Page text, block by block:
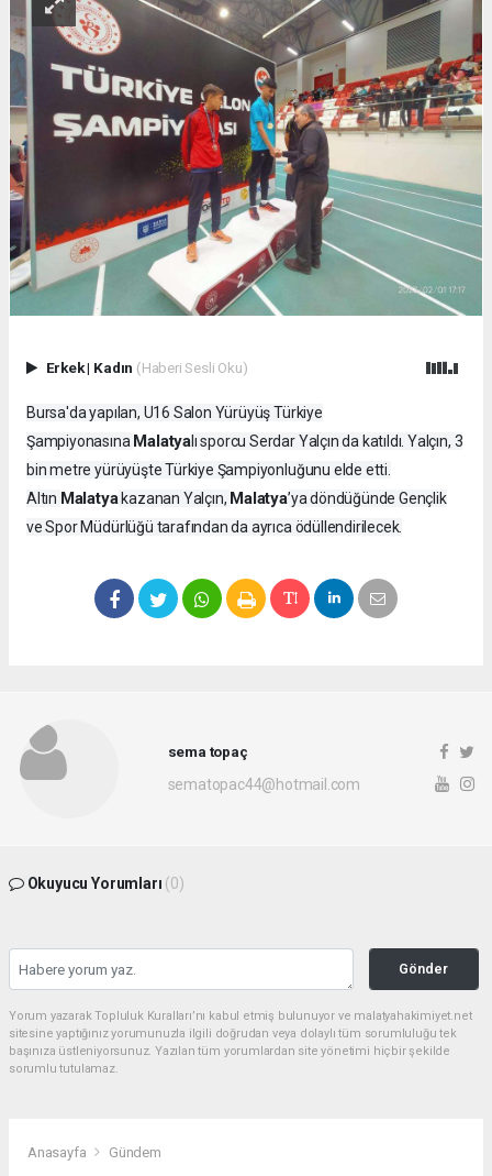
Erkek| Kadın (Haberi Sesli Oku)
Bursa'da yapılan, U16 Salon Yürüyüş Türkiye
Şampiyonasına Malatyalı sporcu Serdar Yalçın da katıldı. Yalçın, 3
bin metre yürüyüşte Türkiye Şampiyonluğunu elde etti.
Altın Malatyakazanan Yalçın, Malatya’ya döndüğünde Gençlik
ve Spor Müdürlüğü tarafından da ayrıca ödüllendirilecek.
sema topaç
sematopac44@hotmail.com
Okuyucu Yorumları (0)
Gönder
Yorum yazarak Topluluk Kuralları’nı kabul etmiş bulunuyor ve malatyahakimiyet.net
sitesine yaptığınız yorumunuzla ilgili doğrudan veya dolaylı tüm sorumluluğu tek
başınıza üstleniyorsunuz. Yazılan tüm yorumlardan site yönetimi hiçbir şekilde
sorumlu tutulamaz.
Anasayfa Gündem